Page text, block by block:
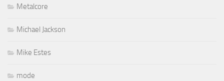
Metalcore
Michael Jackson
Mike Estes
mode